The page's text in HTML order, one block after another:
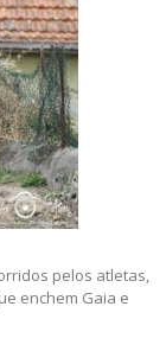
pelos atletas,
enchem Gaia e